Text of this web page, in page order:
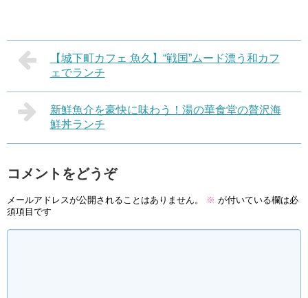
【城下町カフェ 魚久】“戦国”ムード漂う和カフ
ェでランチ
新鮮魚介を豪快に味わう！湯の華食堂の贅沢海
鮮丼ランチ
コメントをどうぞ
メールアドレスが公開されることはありません。 ※ が付いている欄は必
須項目です